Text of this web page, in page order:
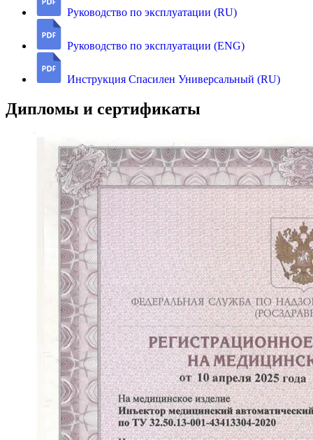
Руководство по эксплуатации (RU)
Руководство по эксплуатации (ENG)
Инструкция Спасилен Универсальный (RU)
Дипломы и сертификаты